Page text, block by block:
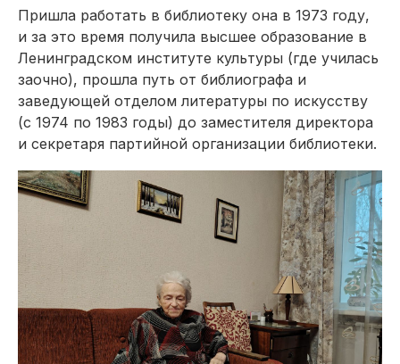
Пришла работать в библиотеку она в 1973 году,
и за это время получила высшее образование в
Ленинградском институте культуры (где училась
заочно), прошла путь от библиографа и
заведующей отделом литературы по искусству
(с 1974 по 1983 годы) до заместителя директора
и секретаря партийной организации библиотеки.